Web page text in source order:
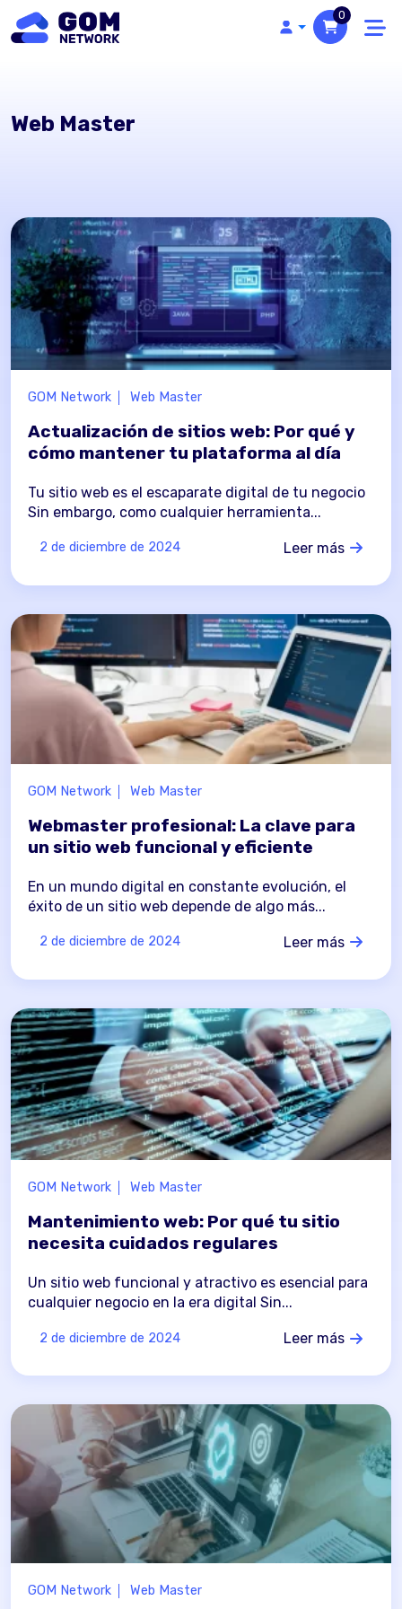
0
Web Master
GOM Network Web Master
Actualización de sitios web: Por qué y
cómo mantener tu plataforma al día
Tu sitio web es el escaparate digital de tu negocio
Sin embargo, como cualquier herramienta...
2 de diciembre de 2024 Leer más
GOM Network Web Master
Webmaster profesional: La clave para
un sitio web funcional y eficiente
En un mundo digital en constante evolución, el
éxito de un sitio web depende de algo más...
2 de diciembre de 2024 Leer más
GOM Network Web Master
Mantenimiento web: Por qué tu sitio
necesita cuidados regulares
Un sitio web funcional y atractivo es esencial para
cualquier negocio en la era digital Sin...
2 de diciembre de 2024 Leer más
GOM Network Web Master